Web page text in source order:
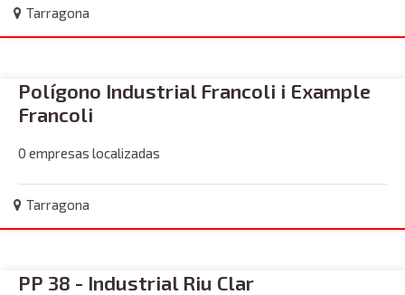
Tarragona
Polígono Industrial Francoli i Example
Francoli
0 empresas localizadas
Tarragona
PP 38 - Industrial Riu Clar